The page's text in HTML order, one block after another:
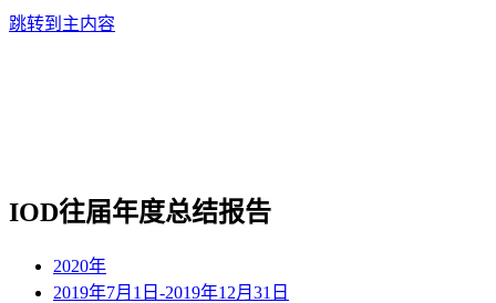
跳转到主内容
IOD往届年度总结报告
2020年
2019年7月1日-2019年12月31日